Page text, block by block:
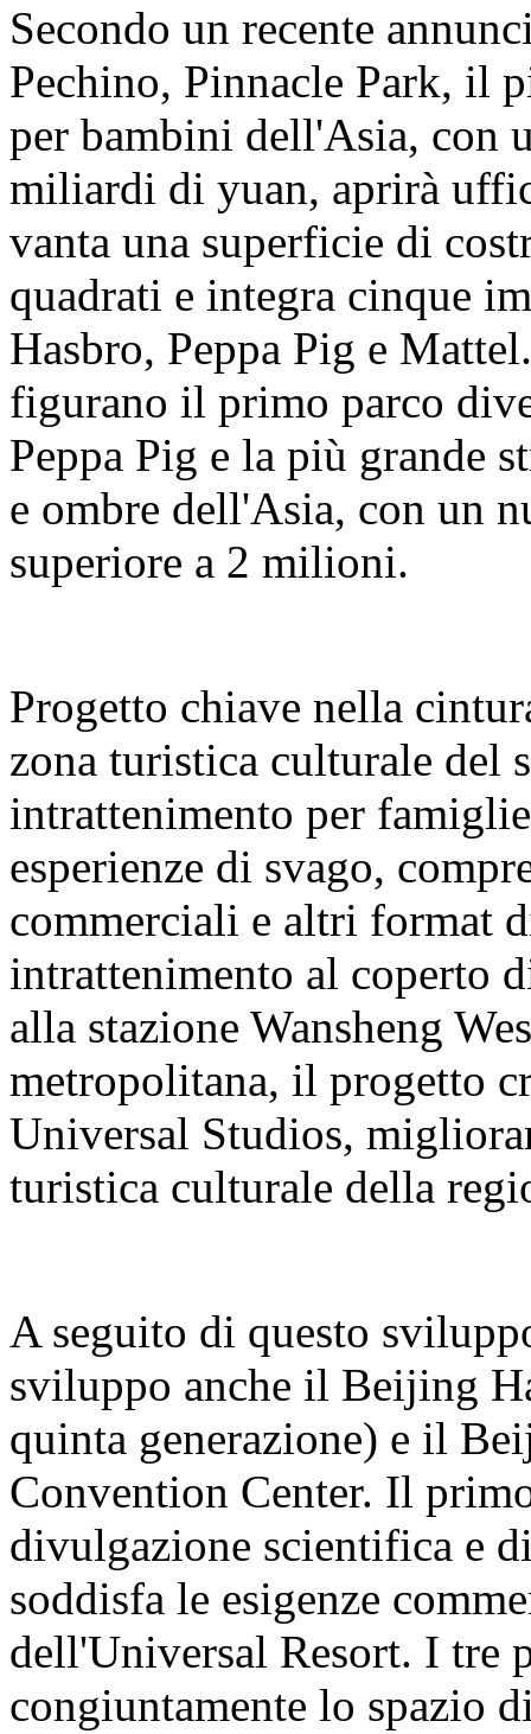
Secondo un recente
Pechino, Pinnacle Park, il
per bambini dell'Asia, con
miliardi di yuan, aprirà
vanta una superficie di
quadrati e integra cinque
Hasbro, Peppa Pig e
figurano il primo parco
Peppa Pig e la più grande
e ombre dell'Asia, con un
superiore a 2 milioni.
Progetto chiave nella
zona turistica culturale del
intrattenimento per
esperienze di svago,
commerciali e altri format
intrattenimento al coperto
alla stazione Wansheng
metropolitana, il progetto
Universal Studios,
turistica culturale della
A seguito di questo
sviluppo anche il Beijing
quinta generazione) e il
Convention Center. Il
divulgazione scientifica e
soddisfa le esigenze
dell'Universal Resort. I tre
congiuntamente lo spazio